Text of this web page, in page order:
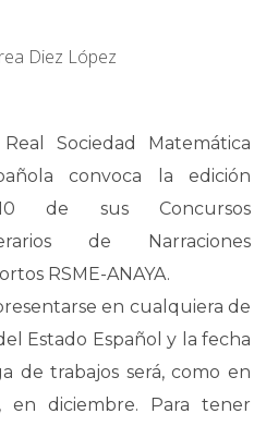
Diez López
Sociedad Matemática
convoca la edición
de sus Concursos
de Narraciones
RSME-ANAYA.
en cualquiera de
Estado Español y la fecha
de trabajos será, como en
en diciembre. Para tener